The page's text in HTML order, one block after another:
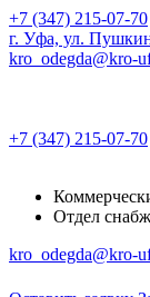
+7 (347) 215-07-70
г. Уфа, ул.
kro_odegda@kro-
+7 (347) 215-07-70
Отдел
kro_odegda@kro-